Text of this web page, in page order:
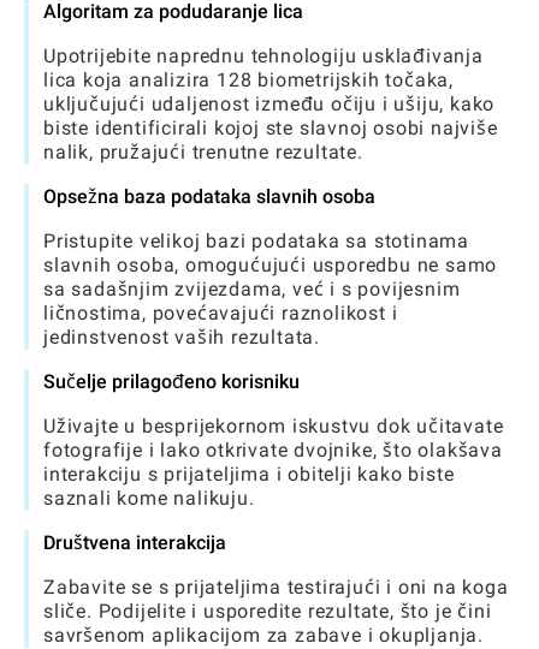
Algoritam za podudaranje lica
Upotrijebite naprednu tehnologiju usklađivanja
lica koja analizira 128 biometrijskih točaka,
uključujući udaljenost između očiju i ušiju, kako
biste identificirali kojoj ste slavnoj osobi najviše
nalik, pružajući trenutne rezultate.
Opsežna baza podataka slavnih osoba
Pristupite velikoj bazi podataka sa stotinama
slavnih osoba, omogućujući usporedbu ne samo
sa sadašnjim zvijezdama, već i s povijesnim
ličnostima, povećavajući raznolikost i
jedinstvenost vaših rezultata.
Sučelje prilagođeno korisniku
Uživajte u besprijekornom iskustvu dok učitavate
fotografije i lako otkrivate dvojnike, što olakšava
interakciju s prijateljima i obitelji kako biste
saznali kome nalikuju.
Društvena interakcija
Zabavite se s prijateljima testirajući i oni na koga
sliče. Podijelite i usporedite rezultate, što je čini
savršenom aplikacijom za zabave i okupljanja.